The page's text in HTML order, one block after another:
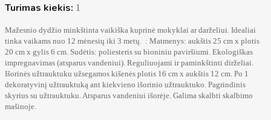
Turimas kiekis: 1
Mažesnio dydžio minkštinta vaikiška kuprinė mokyklai ar darželiui. Idealiai
tinka vaikams nuo 12 mėnesių iki 3 metų. : Matmenys: aukštis 25 cm x plotis
20 cm x gylis 6 cm. Sudėtis: poliesteris su bioniniu paviršiumi. Ekologiškas
impregnavimas (atsparus vandeniui). Reguliuojami ir paminkštinti dirželiai.
Išorinės užtrauktuku užsegamos kišenės plotis 16 cm x aukštis 12 cm. Po 1
dekoratyvinį užtrauktuką ant kiekvieno išorinio užtrauktuko. Pagrindinis
skyrius su užtrauktuku. Atsparus vandeniui išorėje. Galima skalbti skalbimo
mašinoje.